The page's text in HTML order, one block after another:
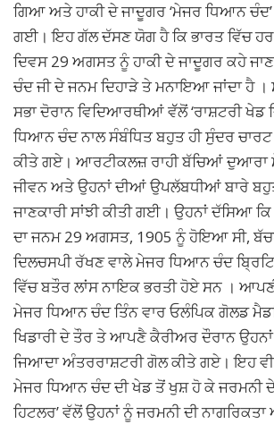
ਗਿਆ ਅਤੇ ਹਾਕੀ ਦੇ ਜਾਦੂਗਰ ‘ਮੇਜਰ ਧਿਆਨ ਚੰਦ’
ਗਈ। ਇਹ ਗੱਲ ਦੱਸਣ ਯੋਗ ਹੈ ਕਿ ਭਾਰਤ ਵਿੱਚ ਹਰ
ਦਿਵਸ 29 ਅਗਸਤ ਨੂੰ ਹਾਕੀ ਦੇ ਜਾਦੂਗਰ ਕਹੇ
ਚੰਦ ਜੀ ਦੇ ਜਨਮ ਦਿਹਾੜੇ ਤੇ ਮਨਾਇਆ ਜਾਂਦਾ ਹੈ
ਸਭਾ ਦੋਰਾਨ ਵਿਦਿਆਰਥੀਆਂ ਵੱੱਲੋਂ ‘ਰਾਸ਼ਟਰੀ ਖੇਡ
ਧਿਆਨ ਚੰਦ ਨਾਲ ਸੰਬੰਧਿਤ ਬਹੁਤ ਹੀ ਸੁੰਦਰ
ਕੀਤੇ ਗਏ। ਆਰਟੀਕਲਜ਼ ਰਾਹੀ ਬੱਚਿਆਂ
ਜੀਵਨ ਅਤੇ ਉਹਨਾਂ ਦੀਆਂ ਉਪਲੱਬਧੀਆਂ ਬਾਰੇ
ਜਾਣਕਾਰੀ ਸਾਂਝੀ ਕੀਤੀ ਗਈ। ਉਹਨਾਂ ਦੱਸਿਆ
ਦਾ ਜਨਮ 29 ਅਗਸਤ, 1905 ਨੂੰ ਹੋਇਆ ਸੀ,
ਦਿਲਚਸਪੀ ਰੱਖਣ ਵਾਲੇ ਮੇਜਰ ਧਿਆਨ ਚੰਦ
ਵਿੱਚ ਬਤੌਰ ਲਾਂਸ ਨਾਇਕ ਭਰਤੀ ਹੋਏ ਸਨ ।
ਮੇਜਰ ਧਿਆਨ ਚੰਦ ਤਿੰਨ ਵਾਰ ਓਲੰਪਿਕ ਗੋਲਡ
ਖਿਡਾਰੀ ਦੇ ਤੌਰ ਤੇ ਆਪਣੈ ਕੈਰੀਅਰ ਦੌਰਾਨ
ਜਿਆਦਾ ਅੰਤਰਰਾਸ਼ਟਰੀ ਗੋਲ ਕੀਤੇ ਗਏ। ਇਹ
ਮੇਜਰ ਧਿਆਨ ਚੰਦ ਦੀ ਖੇਡ ਤੋਂ ਖੁਸ਼ ਹੋ ਕੇ ਜਰਮਨੀ ਦੇ
ਹਿਟਲਰ’ ਵੱਲੋਂ ਉਹਨਾਂ ਨੂੰ ਜਰਮਨੀ ਦੀ